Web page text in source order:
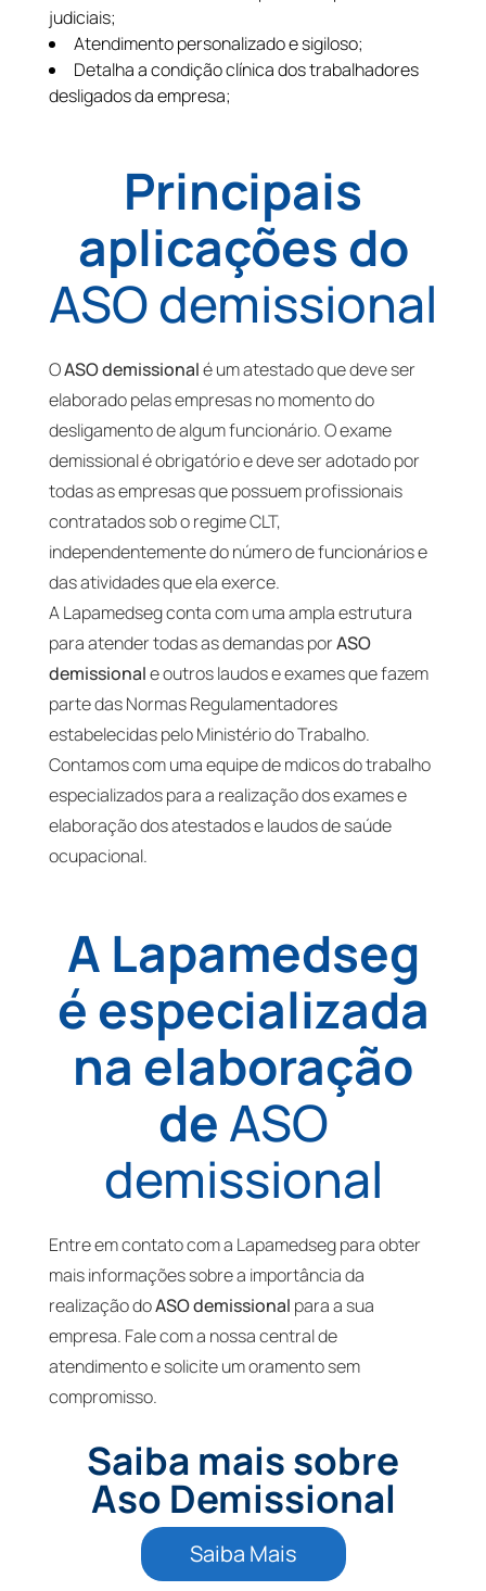
judiciais;
Atendimento personalizado e sigiloso;
Detalha a condição clínica dos trabalhadores
desligados da empresa;
Principais
aplicações do
ASO demissional
OASO demissionalé um atestado que deve ser
elaborado pelas empresas no momento do
desligamento de algum funcionário. O exame
demissional é obrigatório e deve ser adotado por
todas as empresas que possuem profissionais
contratados sob o regime CLT,
independentemente do número de funcionários e
das atividades que ela exerce.
A Lapamedseg conta com uma ampla estrutura
para atender todas as demandas porASO
demissionale outros laudos e exames que fazem
parte das Normas Regulamentadores
estabelecidas pelo Ministério do Trabalho.
Contamos com uma equipe de mdicos do trabalho
especializados para a realização dos exames e
elaboração dos atestados e laudos de saúde
ocupacional.
A Lapamedseg
é especializada
na elaboração
deASO
demissional
Entre em contato com a Lapamedseg para obter
mais informações sobre a importância da
realização doASO demissional para a sua
empresa. Fale com a nossa central de
atendimento e solicite um oramento sem
compromisso.
Saiba mais sobre
Aso Demissional
Saiba Mais